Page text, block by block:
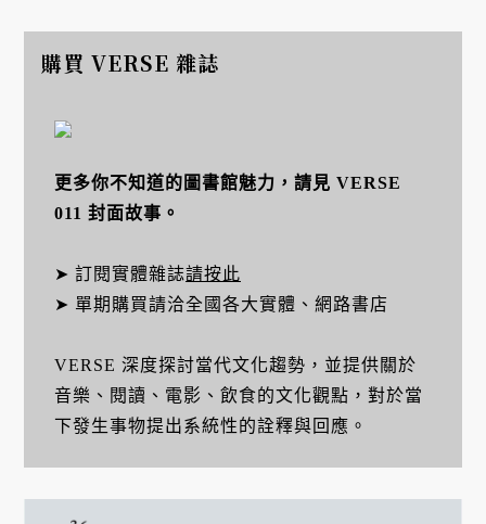
購買 VERSE 雜誌
更多你不知道的圖書館魅力，請見 VERSE
011 封面故事。
➤ 訂閱實體雜誌請按此
➤ 單期購買請洽全國各大實體、網路書店
VERSE 深度探討當代文化趨勢，並提供關於
音樂、閱讀、電影、飲食的文化觀點，對於當
下發生事物提出系統性的詮釋與回應。